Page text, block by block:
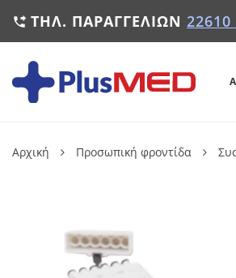
 ΤΗΛ. ΠΑΡΑΓΓΕΛΙΏΝ 22610
Αρχική Προσωπική φροντίδα